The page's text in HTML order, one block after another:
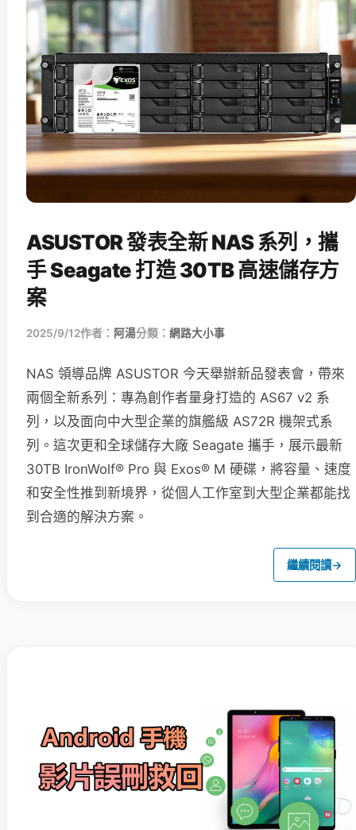
ASUSTOR 發表全新 NAS 系列，攜
手 Seagate 打造 30TB 高速儲存方
案
2025/9/12作者： 阿湯分類： 網路大小事
NAS 領導品牌 ASUSTOR 今天舉辦新品發表會，帶來
兩個全新系列：專為創作者量身打造的 AS67 v2 系
列，以及面向中大型企業的旗艦級 AS72R 機架式系
列。這次更和全球儲存大廠 Seagate 攜手，展示最新
30TB IronWolf® Pro 與 Exos® M 硬碟，將容量、速度
和安全性推到新境界，從個人工作室到大型企業都能找
到合適的解決方案。
繼續閱讀→